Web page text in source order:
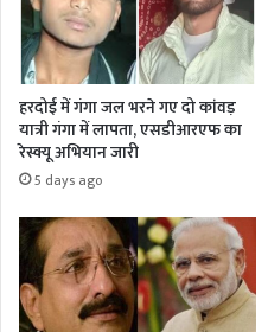
हरदोई में गंगा जल भरने गए दो कांवड़
यात्री गंगा में लापता, एसडीआरएफ का
रेस्क्यू अभियान जारी
5 days ago